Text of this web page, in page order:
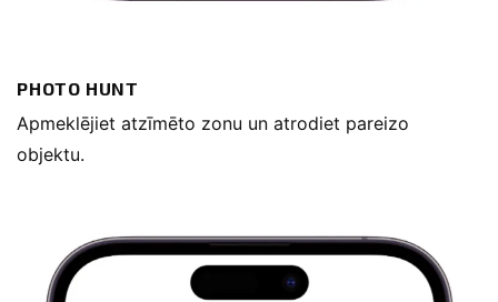
PHOTO HUNT
Apmeklējiet atzīmēto zonu un atrodiet pareizo
objektu.